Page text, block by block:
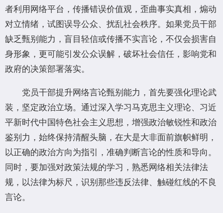
者利用网络平台，传播错误价值观，歪曲事实真相，煽动
对立情绪，试图误导公众、扰乱社会秩序。如果党员干部
缺乏甄别能力，盲目轻信或传播不实言论，不仅会损害自
身形象，更可能引发公众误解，破坏社会信任，影响党和
政府的决策部署落实。
党员干部提升网络言论甄别能力，首先要强化理论武
装，坚定政治立场。通过深入学习马克思主义理论、习近
平新时代中国特色社会主义思想，增强政治敏锐性和政治
鉴别力，始终保持清醒头脑，在大是大非面前旗帜鲜明，
以正确的政治方向为指引，准确判断言论的性质和导向。
同时，要加强对政策法规的学习，熟悉网络相关法律法
规，以法律为标尺，识别那些违反法律、触碰红线的不良
言论。